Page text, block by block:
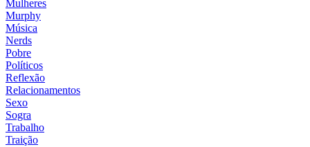
Mulheres
Murphy
Música
Nerds
Pobre
Políticos
Reflexão
Relacionamentos
Sexo
Sogra
Trabalho
Traição